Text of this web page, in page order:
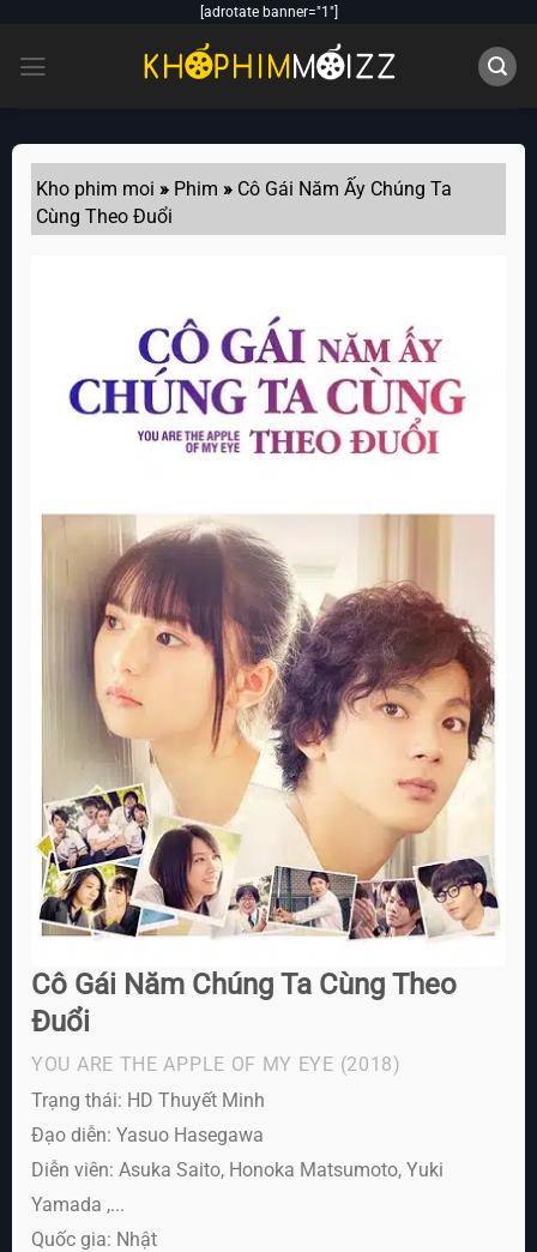
content
[adrotate banner="1"]
Kho phim moi » Phim » Cô Gái Năm Ấy Chúng Ta
Cùng Theo Đuổi
Cô Gái Năm Chúng Ta Cùng Theo
Đuổi
YOU ARE THE APPLE OF MY EYE (2018)
Trạng thái: HD Thuyết Minh
Đạo diễn: Yasuo Hasegawa
Diễn viên: Asuka Saito, Honoka Matsumoto, Yuki
Yamada ,...
Quốc gia: Nhật